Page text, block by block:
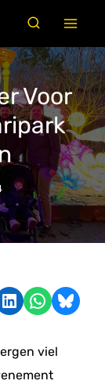
Voor
Delen op LinkedIn Delen via WhatsApp Share on Bluesky
viel